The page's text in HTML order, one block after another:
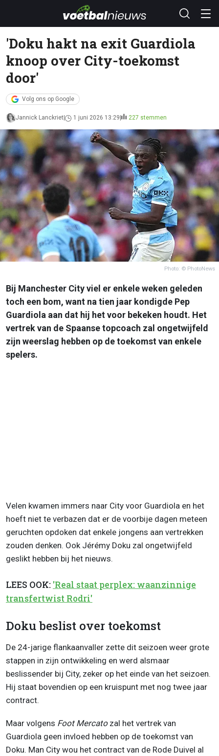
'Doku hakt na exit Guardiola
knoop over City-toekomst
door'
Volg ons op Google
Jannick Lanckriet 1 juni 2026 13:29 227 stemmen
Photo: © PhotoNews
Bij Manchester City viel er enkele weken geleden
toch een bom, want na tien jaar kondigde Pep
Guardiola aan dat hij het voor bekeken houdt. Het
vertrek van de Spaanse topcoach zal ongetwijfeld
zijn weerslag hebben op de toekomst van enkele
spelers.
Velen kwamen immers naar City voor Guardiola en het
hoeft niet te verbazen dat er de voorbije dagen meteen
geruchten opdoken dat enkele jongens aan vertrekken
zouden denken. Ook Jérémy Doku zal ongetwijfeld
geslikt hebben bij het nieuws.
LEES OOK: 'Real staat perplex: waanzinnige
transfertwist Rodri'
Doku beslist over toekomst
De 24-jarige flankaanvaller zette dit seizoen weer grote
stappen in zijn ontwikkeling en werd alsmaar
beslissender bij City, zeker op het einde van het seizoen.
Hij staat bovendien op een kruispunt met nog twee jaar
contract.
Maar volgens Foot Mercato zal het vertrek van
Guardiola geen invloed hebben op de toekomst van
Doku. Man City wou het contract van de Rode Duivel al